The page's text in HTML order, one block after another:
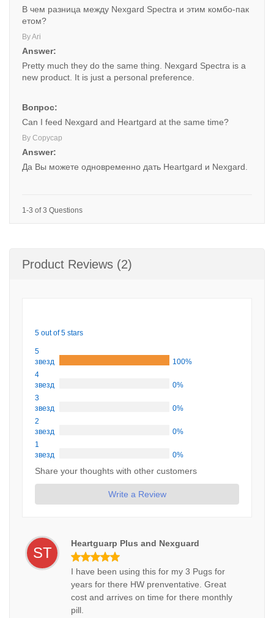
В чем разница между Nexgard Spectra и этим комбо-пак
етом?
By Ari
Answer:
Pretty much they do the same thing. Nexgard Spectra is a
new product. It is just a personal preference.
Вопрос:
Can I feed Nexgard and Heartgard at the same time?
By Copycap
Answer:
Да Вы можете одновременно дать Heartgard и Nexgard.
1-3 of 3 Questions
Product Reviews (2)
5 out of 5 stars
5
звезд
100%
4
звезд
0%
3
звезд
0%
2
звезд
0%
1
звезд
0%
Share your thoughts with other customers
Write a Review
ST
Heartguarp Plus and Nexguard
I have been using this for my 3 Pugs for
years for there HW prenventative. Great
cost and arrives on time for there monthly
pill.